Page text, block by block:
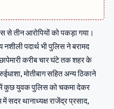
से तीन आरोपियों को पकड़ा गया।
पदार्थ भी पुलिस ने बरामद
करीब चार घंटे तक शहर के
मोतीबाग सहित अन्य ठिकाने
में कुछ युवक पुलिस को चकमा देकर
सदर थानाध्यक्ष राजेंद्र प्रसाद,